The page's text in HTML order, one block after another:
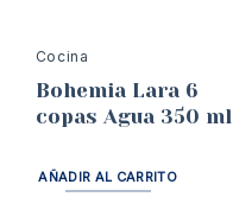
Cocina
Bohemia Lara 6
copas Agua 350 ml
AÑADIR AL CARRITO